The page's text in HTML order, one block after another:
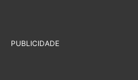
PUBLICIDADE